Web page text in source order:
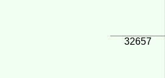
32657